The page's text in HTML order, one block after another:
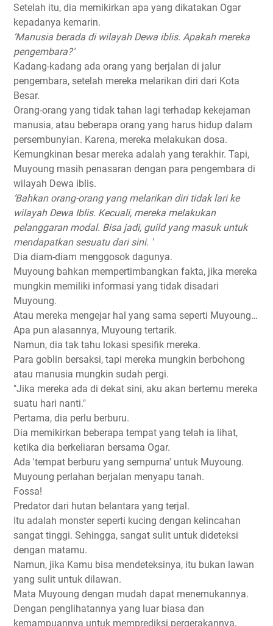
Setelah itu, dia memikirkan apa yang dikatakan Ogar
kepadanya kemarin.
‘Manusia berada di wilayah Dewa iblis. Apakah mereka
pengembara?’
Kadang-kadang ada orang yang berjalan di jalur
pengembara, setelah mereka melarikan diri dari Kota
Besar.
Orang-orang yang tidak tahan lagi terhadap kekejaman
manusia, atau beberapa orang yang harus hidup dalam
persembunyian. Karena, mereka melakukan dosa.
Kemungkinan besar mereka adalah yang terakhir. Tapi,
Muyoung masih penasaran dengan para pengembara di
wilayah Dewa iblis.
‘Bahkan orang-orang yang melarikan diri tidak lari ke
wilayah Dewa Iblis. Kecuali, mereka melakukan
pelanggaran modal. Bisa jadi, guild yang masuk untuk
mendapatkan sesuatu dari sini. '
Dia diam-diam menggosok dagunya.
Muyoung bahkan mempertimbangkan fakta, jika mereka
mungkin memiliki informasi yang tidak disadari
Muyoung.
Atau mereka mengejar hal yang sama seperti Muyoung…
Apa pun alasannya, Muyoung tertarik.
Namun, dia tak tahu lokasi spesifik mereka.
Para goblin bersaksi, tapi mereka mungkin berbohong
atau manusia mungkin sudah pergi.
"Jika mereka ada di dekat sini, aku akan bertemu mereka
suatu hari nanti."
Pertama, dia perlu berburu.
Dia memikirkan beberapa tempat yang telah ia lihat,
ketika dia berkeliaran bersama Ogar.
Ada 'tempat berburu yang sempurna' untuk Muyoung.
Muyoung perlahan berjalan menyapu tanah.
Fossa!
Predator dari hutan belantara yang terjal.
Itu adalah monster seperti kucing dengan kelincahan
sangat tinggi. Sehingga, sangat sulit untuk dideteksi
dengan matamu.
Namun, jika Kamu bisa mendeteksinya, itu bukan lawan
yang sulit untuk dilawan.
Mata Muyoung dengan mudah dapat menemukannya.
Dengan penglihatannya yang luar biasa dan
kemampuannya untuk memprediksi pergerakannya,